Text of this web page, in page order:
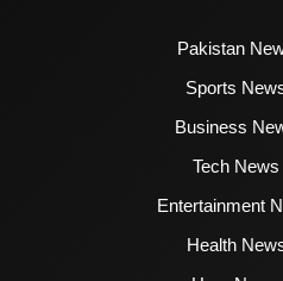
Pakistan
Sports
Business
Tech
Entertainment
Health